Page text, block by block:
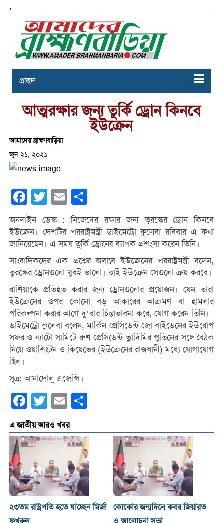
,
প্রচ্ছদ
আত্মরক্ষার জন্য তুর্কি ড্রোন কিনবে
ইউক্রেন
আমাদের ব্রাহ্মণবাড়িয়া
জুন ২১, ২০২১
Facebook
Twitter Email
অনলাইন ডেস্ক : নিজেদের রক্ষার জন্য তুরস্কের ড্রোন কিনবে
ইউক্রেন। দেশটির পররাষ্ট্রমন্ত্রী ডাইমেট্রো কুলেবা রবিবার এ কথা
জানিয়েছেন। এ সময় তুর্কি ড্রোনের ব্যাপক প্রশংসা করেন তিনি।
সাংবাদিকদের এক প্রশ্নের জবাবে ইউক্রেনের পররাষ্ট্রমন্ত্রী বলেন,
তুরস্কের ড্রোনগুলো খুবই ভালো। তাই ইউক্রেন সেগুলো ক্রয় করবে।
রাশিয়াকে প্রতিহত করার জন্য ড্রোনগুলোর প্রয়োজন। যেন তারা
ইউক্রেনের ওপর কোনো বড় আকারের আক্রমণ বা হামলার
পরিকল্পনা করার আগে দু’বার চিন্তাভাবনা করে, যোগ করেন তিনি।
ডাইমেট্রো কুলেবা বলেন, মার্কিন প্রেসিডেন্ট জো বাইডেনের ইউরোপ
সফর ও ন্যাটো সামিটে রুশ প্রেসিডেন্ট ভ্লাদিমির পুতিনের সঙ্গে বৈঠক
নিয়ে ওয়াশিংটন ও কিয়েভের (ইউক্রেনের রাজধানী) মধ্যে যোগাযোগ
ছিল।
সূত্র: আনাদোলু এজেন্সি।
Facebook
Twitter Email
এ জাতীয় আরও খবর
২৩তম রাষ্ট্রপতি হতে যাচ্ছেন মির্জা
কোকোর জন্মদিনে কবর জিয়ারত